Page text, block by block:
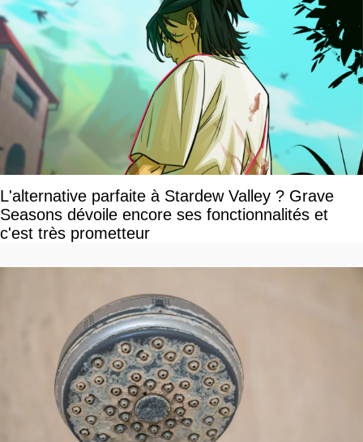
L'alternative parfaite à Stardew Valley ? Grave
Seasons dévoile encore ses fonctionnalités et
c'est très prometteur